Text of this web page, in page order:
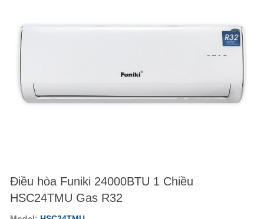
Điều hòa Funiki 24000BTU 1 Chiều
HSC24TMU Gas R32